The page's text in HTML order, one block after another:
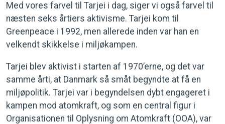
Med vores farvel til Tarjei i dag, siger vi også farvel til
næsten seks årtiers aktivisme. Tarjei kom til
Greenpeace i 1992, men allerede inden var han en
velkendt skikkelse i miljøkampen.
Tarjei blev aktivist i starten af 1970’erne, og det var
samme årti, at Danmark så småt begyndte at få en
miljøpolitik. Tarjei var i begyndelsen dybt engageret i
kampen mod atomkraft, og som en central figur i
Organisationen til Oplysning om Atomkraft (OOA), var